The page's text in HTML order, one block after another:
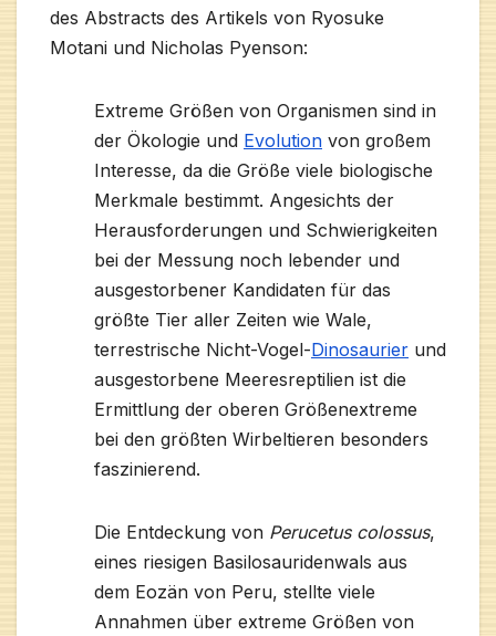
des Abstracts des Artikels von Ryosuke
Motani und Nicholas Pyenson:
Extreme Größen von Organismen sind in
der Ökologie und Evolution von großem
Interesse, da die Größe viele biologische
Merkmale bestimmt. Angesichts der
Herausforderungen und Schwierigkeiten
bei der Messung noch lebender und
ausgestorbener Kandidaten für das
größte Tier aller Zeiten wie Wale,
terrestrische Nicht-Vogel-Dinosaurier und
ausgestorbene Meeresreptilien ist die
Ermittlung der oberen Größenextreme
bei den größten Wirbeltieren besonders
faszinierend.
Die Entdeckung von Perucetus colossus,
eines riesigen Basilosauridenwals aus
dem Eozän von Peru, stellte viele
Annahmen über extreme Größen von